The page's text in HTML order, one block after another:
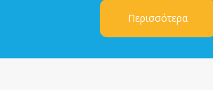
Περισσότερα